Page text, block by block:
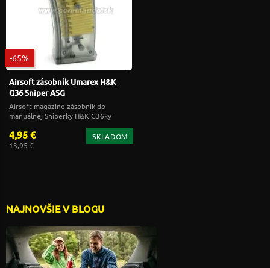
-65%
Airsoft zásobník Umarex H&K
G36 Sniper ASG
Airsoft magazine zásobník do
manuálnej Sniperky H&K G36ky
4,95 €
13,95 €
SKLADOM
NAJNOVŠIE V BLOGU